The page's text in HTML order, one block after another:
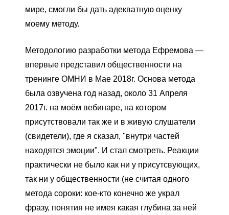
мире, смогли бы дать адекватную оценку
моему методу.
Методологию разработки метода Ефремова —
впервые представил общественности на
тренинге ОМНИ в Мае 2018г. Основа метода
была озвучена год назад, около 31 Апреля
2017г. на моём вебинаре, на котором
присутствовали так же и в живую слушатели
(свидетели), где я сказал, "внутри частей
находятся эмоции". И стал смотреть. Реакции
практически не было как ни у присутсвующих,
так ни у общественности (не считая одного
метода сороки: кое-кто конечно же украл
фразу, понятия не имея какая глубина за ней